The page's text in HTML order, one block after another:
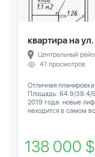
квартира на
Центральный
41 просмотров
Отличная
Площадь: 64.9/38.4/
2019 года: новые
находится в самом
138 000 $